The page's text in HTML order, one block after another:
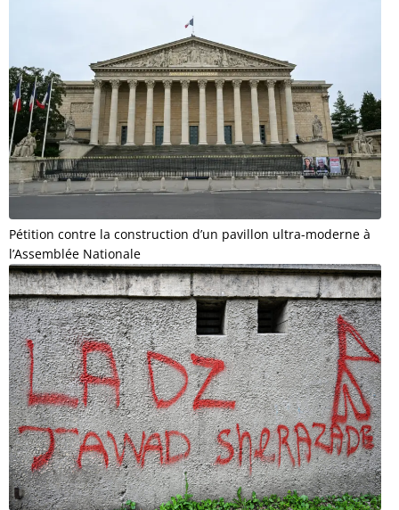
Pétition contre la construction d’un pavillon ultra-moderne à
l’Assemblée Nationale